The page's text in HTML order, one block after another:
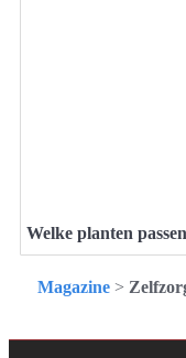
Welke planten
Magazine >